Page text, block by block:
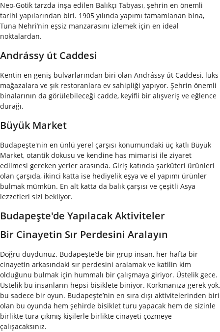
Neo-Gotik tarzda inşa edilen Balıkçı Tabyası, şehrin en önemli
tarihi yapılarından biri. 1905 yılında yapımı tamamlanan bina,
Tuna Nehri’nin eşsiz manzarasını izlemek için en ideal
noktalardan.
Andrássy út Caddesi
Kentin en geniş bulvarlarından biri olan Andrássy út Caddesi, lüks
mağazalara ve şık restoranlara ev sahipliği yapıyor. Şehrin önemli
binalarının da görülebileceği cadde, keyifli bir alışveriş ve eğlence
durağı.
Büyük Market
Budapeşte'nin en ünlü yerel çarşısı konumundaki üç katlı Büyük
Market, otantik dokusu ve kendine has mimarisi ile ziyaret
edilmesi gereken yerler arasında. Giriş katında şarküteri ürünleri
olan çarşıda, ikinci katta ise hediyelik eşya ve el yapımı ürünler
bulmak mümkün. En alt katta da balık çarşısı ve çeşitli Asya
lezzetleri sizi bekliyor.
Budapeşte'de Yapılacak Aktiviteler
Bir Cinayetin Sır Perdesini Aralayın
Doğru duydunuz. Budapeşte’de bir grup insan, her hafta bir
cinayetin arkasındaki sır perdesini aralamak ve katilin kim
olduğunu bulmak için hummalı bir çalışmaya giriyor. Üstelik gece.
Üstelik bu insanların hepsi bisiklete biniyor. Korkmanıza gerek yok,
bu sadece bir oyun. Budapeşte’nin en sıra dışı aktivitelerinden biri
olan bu oyunda hem şehirde bisiklet turu yapacak hem de sizinle
birlikte tura çıkmış kişilerle birlikte cinayeti çözmeye
çalışacaksınız.